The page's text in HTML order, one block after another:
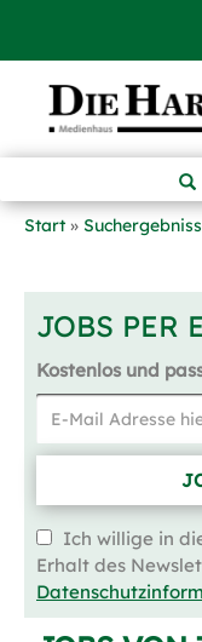
Start
JOBS PER
Kostenlos und
Ich willige in
Erhalt des